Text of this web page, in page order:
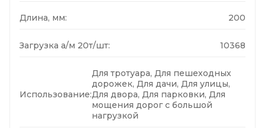
Длина, мм: 200
Загрузка а/м 20т/шт: 10368
Использование:
Для тротуара, Для пешеходных
дорожек, Для дачи, Для улицы,
Для двора, Для парковки, Для
мощения дорог с большой
нагрузкой